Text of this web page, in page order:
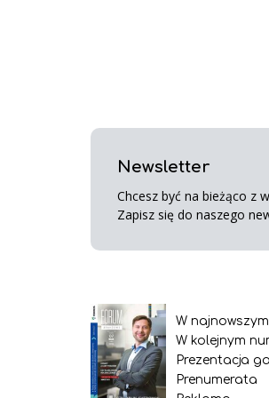
Newsletter
Chcesz być na bieżąco z
Zapisz się do naszego
W
W kolejnym
Prezentacja
Prenumerata